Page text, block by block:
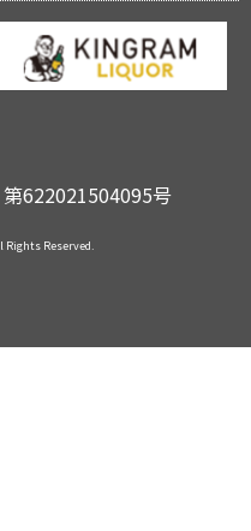
622021504095号
Rights Reserved.